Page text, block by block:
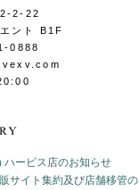
2-2-22
ント B1F
0888
ハービス店のお知らせ
サイト集約及び店舗移管の